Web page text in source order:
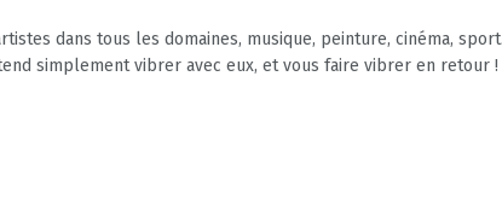
dans tous les domaines, musique, peinture, cinéma,
simplement vibrer avec eux, et vous faire vibrer en retour !